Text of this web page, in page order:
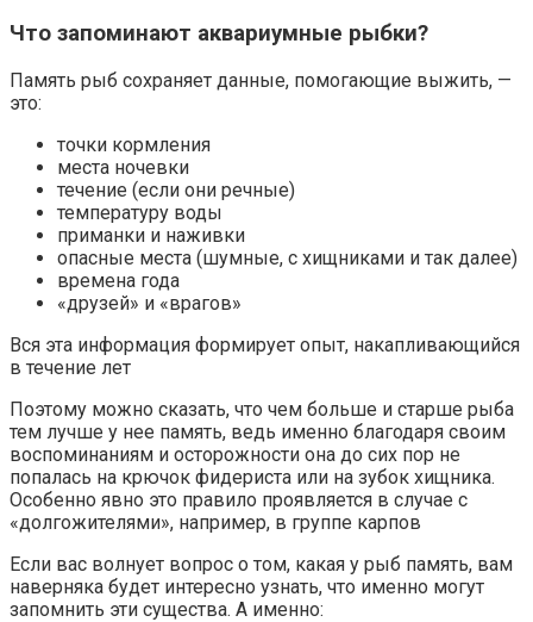
Что запоминают аквариумные рыбки?
Память рыб сохраняет данные, помогающие выжить, —
это:
точки кормления
места ночевки
течение (если они речные)
температуру воды
приманки и наживки
опасные места (шумные, с хищниками и так далее)
времена года
«друзей» и «врагов»
Вся эта информация формирует опыт, накапливающийся
в течение лет
Поэтому можно сказать, что чем больше и старше рыба
тем лучше у нее память, ведь именно благодаря своим
воспоминаниям и осторожности она до сих пор не
попалась на крючок фидериста или на зубок хищника.
Особенно явно это правило проявляется в случае с
«долгожителями», например, в группе карпов
Если вас волнует вопрос о том, какая у рыб память, вам
наверняка будет интересно узнать, что именно могут
запомнить эти существа. А именно: